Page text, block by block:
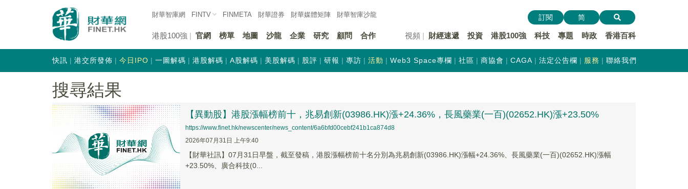
財華智庫網 FINTV FINMETA 財華證券 財華媒體矩陣 財華智庫沙龍
港股100強 官網 榜單 地圖 沙龍 企業 研究 顧問 合作 視頻 財經速遞 投資 港股100強 科技 專題 時政 香港百科
訂閱 简
快訊 港交所發佈 今日IPO 一圖解碼 港股解碼 A股解碼 美股解碼 股評 研報 專訪 活動 Web3 Space專欄 社區 商協會 CAGA 法定公告欄 服務 聯絡我們
搜尋結果
【異動股】港股漲幅榜前十，兆易創新(03986.HK)漲+24.36%，長風藥業(一百)(02652.HK)漲+23.50%
https://www.finet.hk/newscenter/news_content/6a6bfd00cebf241b1ca874d8
2026年07月31日 上午9:40
【財華社訊】07月31日早盤，截至發稿，港股漲幅榜前十名分別為兆易創新(03986.HK)漲幅+24.36%、長風藥業(一百)(02652.HK)漲幅
+23.50%、廣合科技(0...